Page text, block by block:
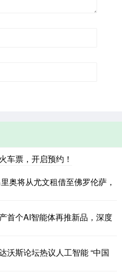
车票，开启预约！
奥将从尤文租借至佛罗伦萨，
首个AI智能体再推新品，深度
沃斯论坛热议人工智能 “中国